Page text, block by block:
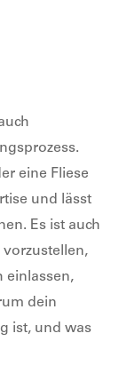
eine Fliese
und lässt
Es ist auch
einlassen,
dein
ist, und was